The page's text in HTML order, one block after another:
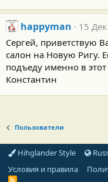
happyman
15
Сергей, приветствую
салон на Новую Ригу.
подъеду именно в
Константин
Пользователи
Hihglander Style
Условия и правила
R